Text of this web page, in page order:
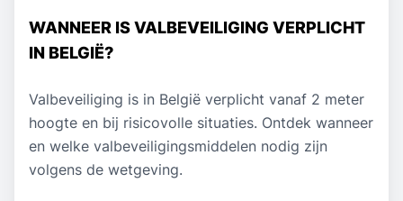
WANNEER IS VALBEVEILIGING VERPLICHT
IN BELGIË?
Valbeveiliging is in België verplicht vanaf 2 meter
hoogte en bij risicovolle situaties. Ontdek wanneer
en welke valbeveiligingsmiddelen nodig zijn
volgens de wetgeving.